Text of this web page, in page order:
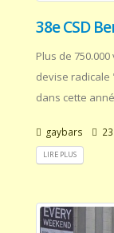
38e CSD
Plus de
devise radicale
dans cette
gaybars
LIRE PLUS